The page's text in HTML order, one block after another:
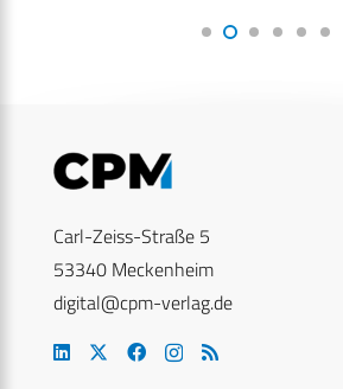
Carl-Zeiss-Straße 5
53340 Meckenheim
digital@cpm-verlag.de